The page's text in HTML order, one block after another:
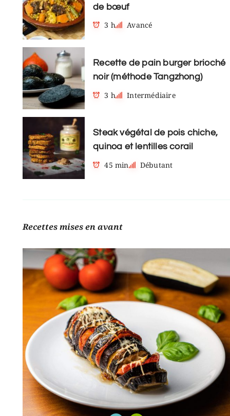
de bœuf
3 h
Avancé
Recette de pain burger brioché
noir (méthode Tangzhong)
3 h
Intermédiaire
Steak végétal de pois chiche,
quinoa et lentilles corail
45 min
Débutant
Recettes mises en avant